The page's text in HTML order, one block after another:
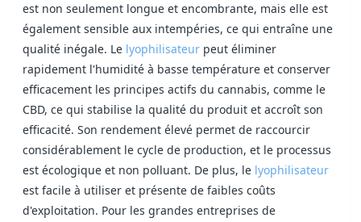
est non seulement longue et encombrante, mais elle est
également sensible aux intempéries, ce qui entraîne une
qualité inégale. Le lyophilisateur peut éliminer
rapidement l'humidité à basse température et conserver
efficacement les principes actifs du cannabis, comme le
CBD, ce qui stabilise la qualité du produit et accroît son
efficacité. Son rendement élevé permet de raccourcir
considérablement le cycle de production, et le processus
est écologique et non polluant. De plus, le lyophilisateur
est facile à utiliser et présente de faibles coûts
d'exploitation. Pour les grandes entreprises de